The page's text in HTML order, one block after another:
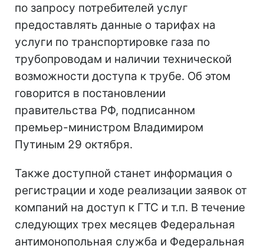
по запросу потребителей услуг
предоставлять данные о тарифах на
услуги по транспортировке газа по
трубопроводам и наличии технической
возможности доступа к трубе. Об этом
говорится в постановлении
правительства РФ, подписанном
премьер-министром Владимиром
Путиным 29 октября.
Также доступной станет информация о
регистрации и ходе реализации заявок от
компаний на доступ к ГТС и т.п. В течение
следующих трех месяцев Федеральная
антимонопольная служба и Федеральная